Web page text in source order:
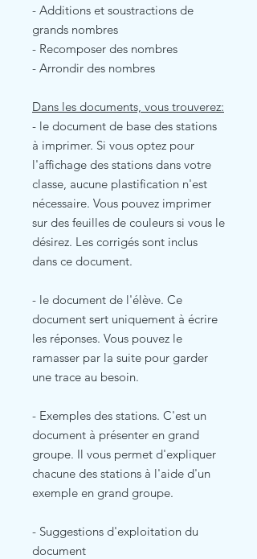
- Additions et soustractions de
grands nombres
- Recomposer des nombres
- Arrondir des nombres
Dans les documents, vous trouverez:
- le document de base des stations
à imprimer. Si vous optez pour
l'affichage des stations dans votre
classe, aucune plastification n'est
nécessaire. Vous pouvez imprimer
sur des feuilles de couleurs si vous le
désirez. Les corrigés sont inclus
dans ce document.
- le document de l'élève. Ce
document sert uniquement à écrire
les réponses. Vous pouvez le
ramasser par la suite pour garder
une trace au besoin.
- Exemples des stations. C'est un
document à présenter en grand
groupe. Il vous permet d'expliquer
chacune des stations à l'aide d'un
exemple en grand groupe.
- Suggestions d'exploitation du
document